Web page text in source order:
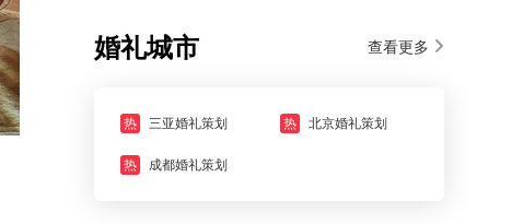
婚礼城市 查看更多
热 三亚婚礼策划 热 北京婚礼策划
热 成都婚礼策划